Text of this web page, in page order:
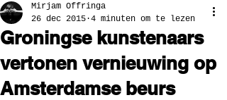
Groningse kunstenaars
vertonen vernieuwing op
Amsterdamse beurs
Mirjam Offringa
26 dec 2015 4 minuten om te lezen